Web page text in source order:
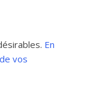
En
vos